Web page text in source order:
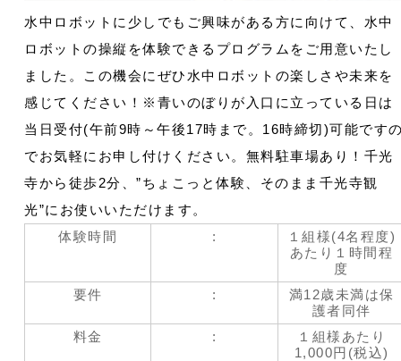
水中ロボットに少しでもご興味がある方に向けて、水中
ロボットの操縦を体験できるプログラムをご用意いたし
ました。この機会にぜひ水中ロボットの楽しさや未来を
感じてください！※青いのぼりが入口に立っている日は
当日受付(午前9時～午後17時まで。16時締切)可能です
でお気軽にお申し付けください。無料駐車場あり！千光
寺から徒歩2分、”ちょこっと体験、そのまま千光寺観
光”にお使いいただけます。
体験時間
:
１組様(4名程度)
あたり１時間程
度
要件
:
満12歳未満は保
護者同伴
料金
:
１組様あたり
1,000円(税込)